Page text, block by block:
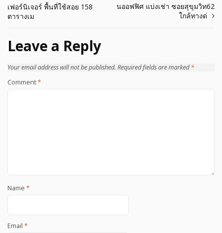
navigation
เฟอร์นิเจอร์ พื้นที่ใช้สอย 158
ตารางเม
นออฟฟิศ แบ่งเช่า ซอยสุขุมวิท62
ใกล้ทางด่
Leave a Reply
Your email address will not be published. Required fields are marked*
Comment*
Name *
Email *